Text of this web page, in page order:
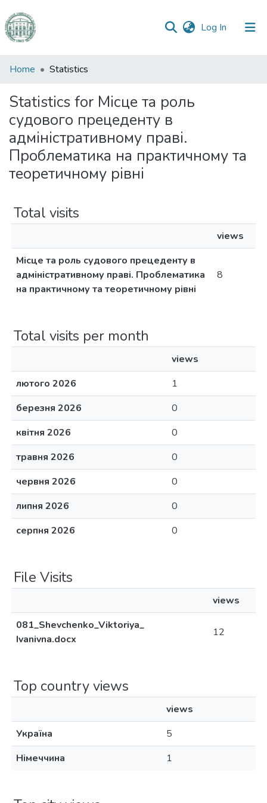
Log In (current)
Communities
Collections
All of DSpace
Home Statistics
Statistics for Місце та роль
судового прецеденту в
адміністративному праві.
Проблематика на практичному та
теоретичному рівні
Total visits
views
Місце та роль судового прецеденту в
адміністративному праві. Проблематика
на практичному та теоретичному рівні
8
Total visits per month
views
лютого 2026
1
березня 2026
0
квітня 2026
0
травня 2026
0
червня 2026
0
липня 2026
0
серпня 2026
0
File Visits
views
081_Shevchenko_Viktoriya_
Ivanivna.docx
12
Top country views
views
Україна
5
Німеччина
1